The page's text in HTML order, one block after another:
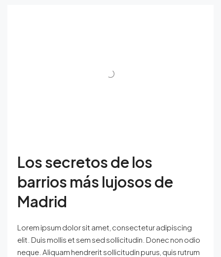
Los secretos de los
barrios más lujosos de
Madrid
Lorem ipsum dolor sit amet, consectetur adipiscing
elit. Duis mollis et sem sed sollicitudin. Donec non odio
neque. Aliquam hendrerit sollicitudin purus, quis rutrum